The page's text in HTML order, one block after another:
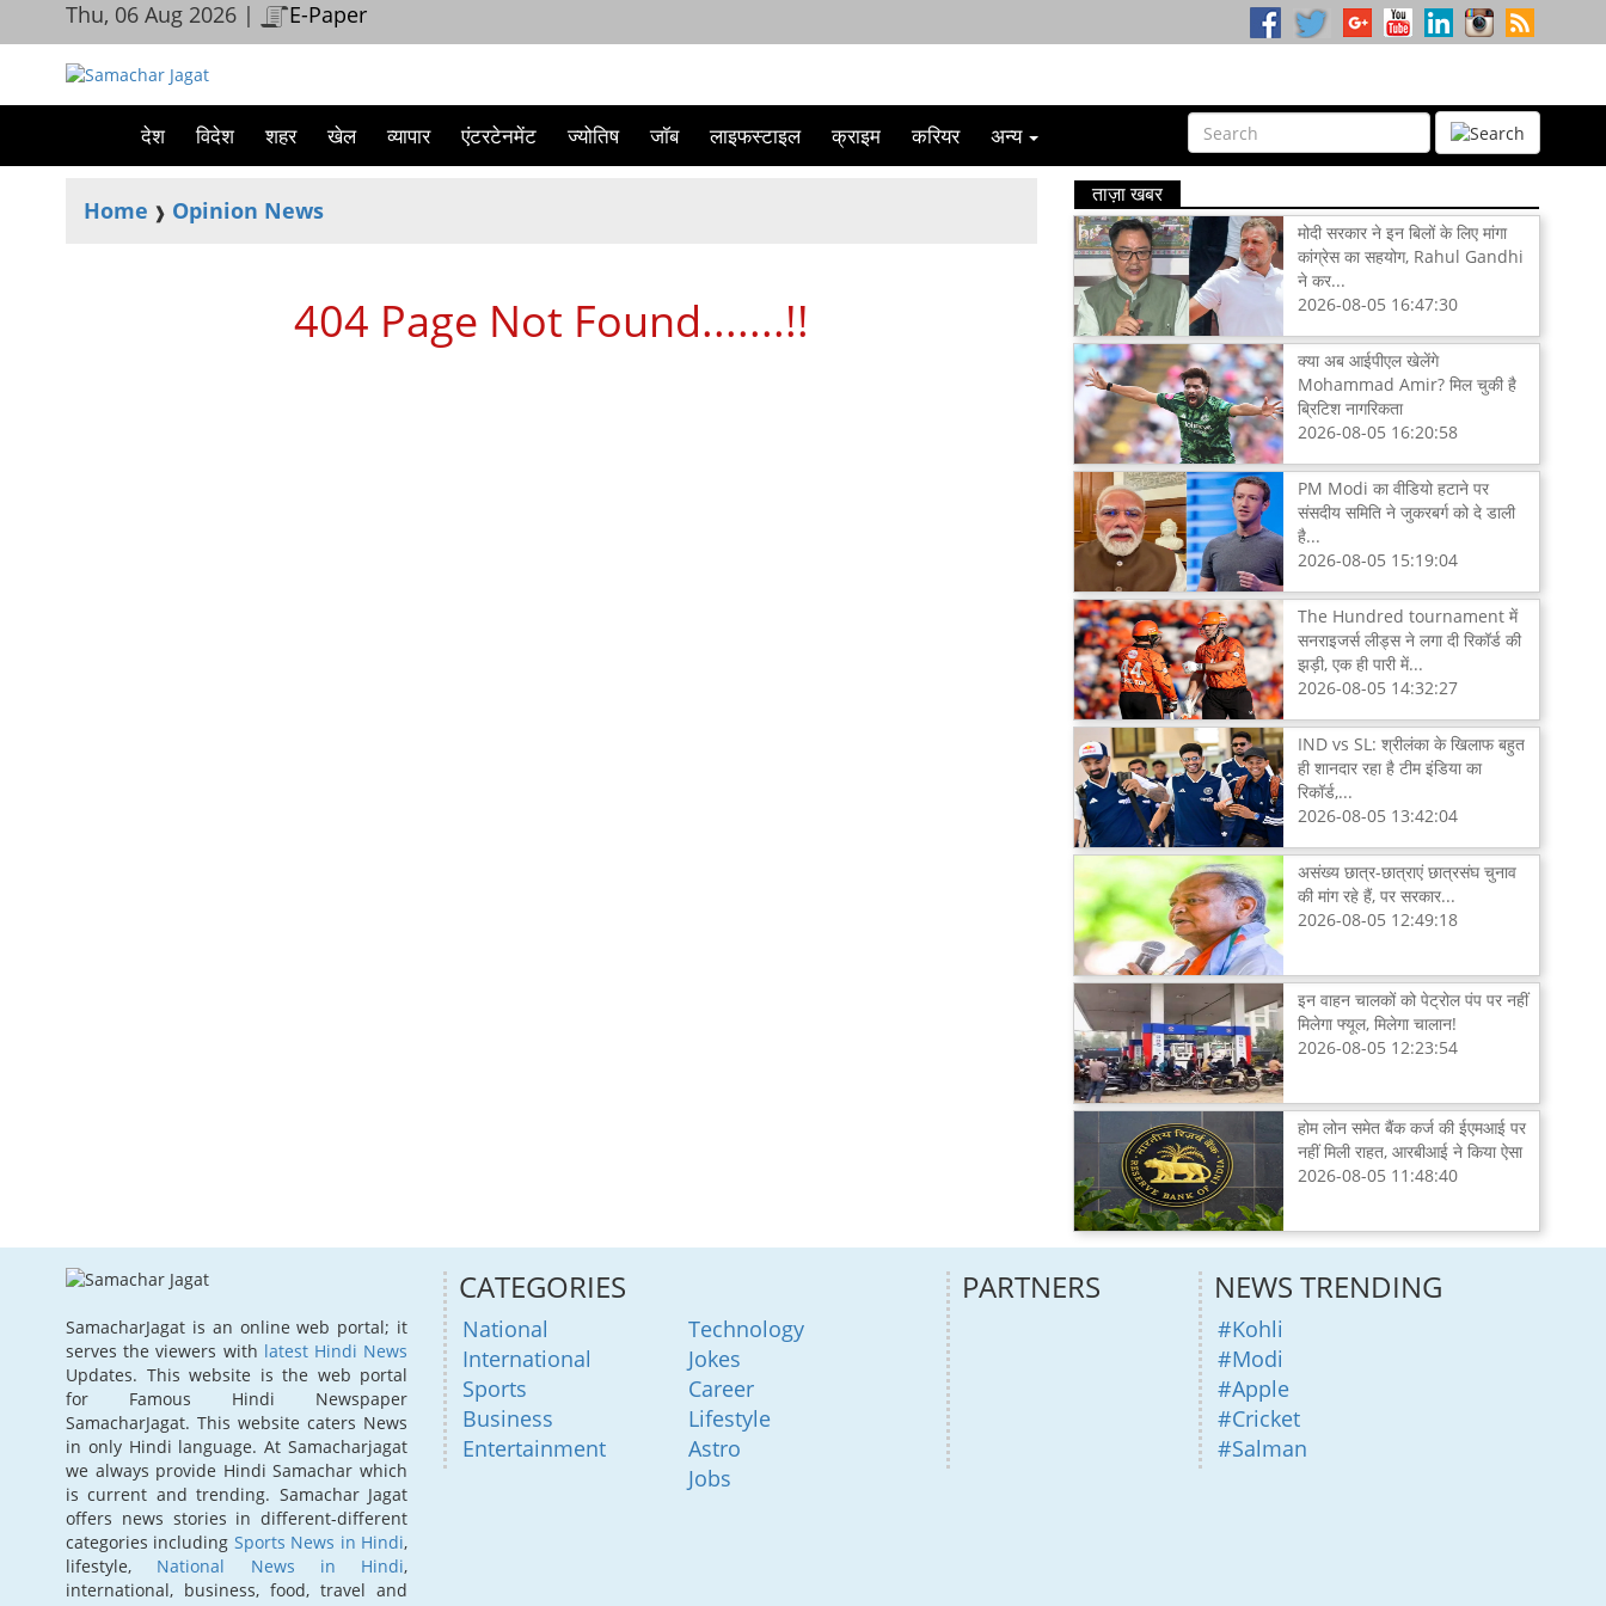
Thu, 06 Aug 2026 | E-Paper
देश विदेश शहर खेल व्यापार एंटरटेनमेंट ज्योतिष जॉब लाइफस्टाइल क्राइम करियर अन्य
Home ❱ Opinion News
404 Page Not Found.......!!
ताज़ा खबर
मोदी सरकार ने इन बिलों के लिए मांगा
कांग्रेस का सहयोग, Rahul Gandhi
ने कर...
2026-08-05 16:47:30
क्या अब आईपीएल खेलेंगे
Mohammad Amir? मिल चुकी है
ब्रिटिश नागरिकता
2026-08-05 16:20:58
PM Modi का वीडियो हटाने पर
संसदीय समिति ने जुकरबर्ग को दे डाली
है...
2026-08-05 15:19:04
The Hundred tournament में
सनराइजर्स लीड्स ने लगा दी रिकॉर्ड की
झड़ी, एक ही पारी में...
2026-08-05 14:32:27
IND vs SL: श्रीलंका के खिलाफ बहुत
ही शानदार रहा है टीम इंडिया का
रिकॉर्ड,...
2026-08-05 13:42:04
असंख्य छात्र-छात्राएं छात्रसंघ चुनाव
की मांग रहे हैं, पर सरकार...
2026-08-05 12:49:18
इन वाहन चालकों को पेट्रोल पंप पर नहीं
मिलेगा फ्यूल, मिलेगा चालान!
2026-08-05 12:23:54
होम लोन समेत बैंक कर्ज की ईएमआई पर
नहीं मिली राहत, आरबीआई ने किया ऐसा
2026-08-05 11:48:40
SamacharJagat is an online web portal; it
serves the viewers with latest Hindi News
Updates. This website is the web portal
for Famous Hindi Newspaper
SamacharJagat. This website caters News
in only Hindi language. At Samacharjagat
we always provide Hindi Samachar which
is current and trending. Samachar Jagat
offers news stories in different-different
categories including Sports News in Hindi,
lifestyle, National News in Hindi,
international, business, food, travel and
CATEGORIES
National
International
Sports
Business
Entertainment
Technology
Jokes
Career
Lifestyle
Astro
Jobs
PARTNERS NEWS TRENDING
#Kohli
#Modi
#Apple
#Cricket
#Salman